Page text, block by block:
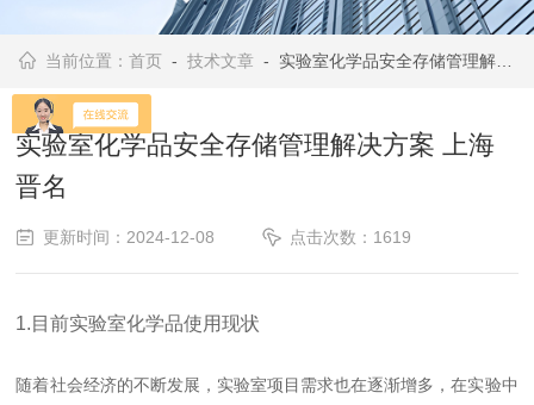
当前位置：首页 -技术文章 - 实验室化学品安全存储管理解决方案 上海晋名
实验室化学品安全存储管理解决方案 上海
晋名
更新时间：2024-12-08 点击次数：1619
1.目前实验室化学品使用现状
随着社会经济的不断发展，实验室项目需求也在逐渐增多，在实验中